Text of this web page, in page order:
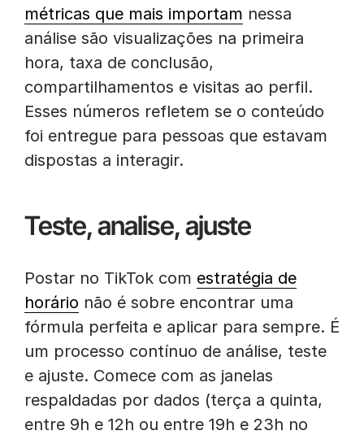
métricas que mais importam nessa
análise são visualizações na primeira
hora, taxa de conclusão,
compartilhamentos e visitas ao perfil.
Esses números refletem se o conteúdo
foi entregue para pessoas que estavam
dispostas a interagir.
Teste, analise, ajuste
Postar no TikTok com estratégia de
horário não é sobre encontrar uma
fórmula perfeita e aplicar para sempre. É
um processo contínuo de análise, teste
e ajuste. Comece com as janelas
respaldadas por dados (terça a quinta,
entre 9h e 12h ou entre 19h e 23h no